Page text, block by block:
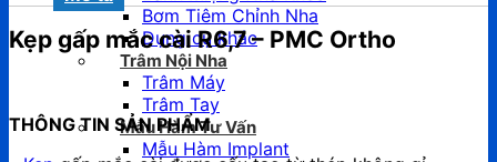
Bơm Tiêm Chỉnh Nha
Dụng cụ khác
Trâm Nội Nha
Trâm Máy
Trâm Tay
Mẫu Hàm Tư Vấn
Mẫu Hàm Implant
Kẹp gấp mắc cài R6,7 – PMC Ortho
THÔNG TIN SẢN PHẨM